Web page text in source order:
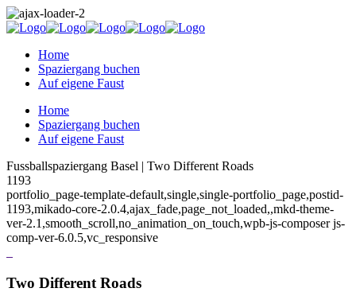
Home
Spaziergang buchen
Auf eigene Faust
Home
Spaziergang buchen
Auf eigene Faust
Fussballspaziergang Basel | Two Different Roads
1193
portfolio_page-template-default,single,single-portfolio_page,postid-
1193,mikado-core-2.0.4,ajax_fade,page_not_loaded,,mkd-theme-
ver-2.1,smooth_scroll,no_animation_on_touch,wpb-js-composer js-
comp-ver-6.0.5,vc_responsive
Two Different Roads